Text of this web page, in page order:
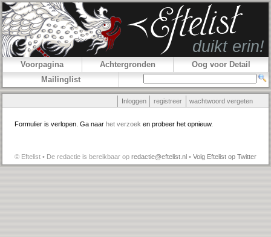
Voorpagina Achtergronden
Oog voor Detail
Mailinglist
Inloggen registreer wachtwoord vergeten
Formulier is verlopen. Ga naar het verzoek en probeer het opnieuw.
© Eftelist • De redactie is bereikbaar op redactie@eftelist.nl • Volg Eftelist op Twitter